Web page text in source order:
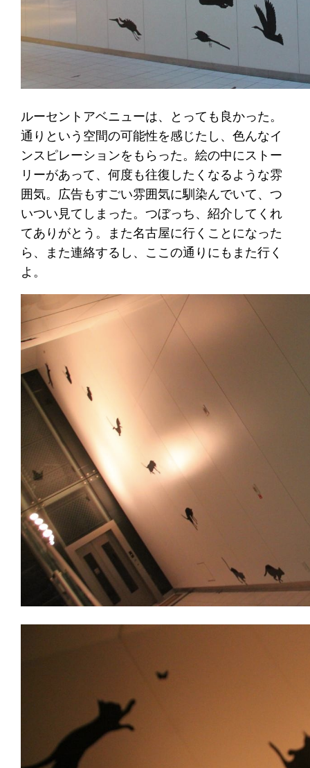
ルーセントアベニューは、とっても良かった。
通りという空間の可能性を感じたし、色んなイ
ンスピレーションをもらった。絵の中にストー
リーがあって、何度も往復したくなるような雰
囲気。広告もすごい雰囲気に馴染んでいて、つ
いつい見てしまった。つぼっち、紹介してくれ
てありがとう。また名古屋に行くことになった
ら、また連絡するし、ここの通りにもまた行く
よ。